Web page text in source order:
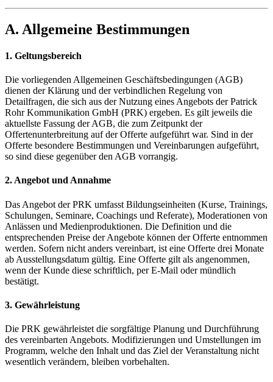
A. Allgemeine Bestimmungen
1. Geltungsbereich
Die vorliegenden Allgemeinen Geschäftsbedingungen (AGB)
dienen der Klärung und der verbindlichen Regelung von
Detailfragen, die sich aus der Nutzung eines Angebots der Patrick
Rohr Kommunikation GmbH (PRK) ergeben. Es gilt jeweils die
aktuellste Fassung der AGB, die zum Zeitpunkt der
Offertenunterbreitung auf der Offerte aufgeführt war. Sind in der
Offerte besondere Bestimmungen und Vereinbarungen aufgeführt,
so sind diese gegenüber den AGB vorrangig.
2. Angebot und Annahme
Das Angebot der PRK umfasst Bildungseinheiten (Kurse, Trainings,
Schulungen, Seminare, Coachings und Referate), Moderationen von
Anlässen und Medienproduktionen. Die Definition und die
entsprechenden Preise der Angebote können der Offerte entnommen
werden. Sofern nicht anders vereinbart, ist eine Offerte drei Monate
ab Ausstellungsdatum gültig. Eine Offerte gilt als angenommen,
wenn der Kunde diese schriftlich, per E-Mail oder mündlich
bestätigt.
3. Gewährleistung
Die PRK gewährleistet die sorgfältige Planung und Durchführung
des vereinbarten Angebots. Modifizierungen und Umstellungen im
Programm, welche den Inhalt und das Ziel der Veranstaltung nicht
wesentlich verändern, bleiben vorbehalten.